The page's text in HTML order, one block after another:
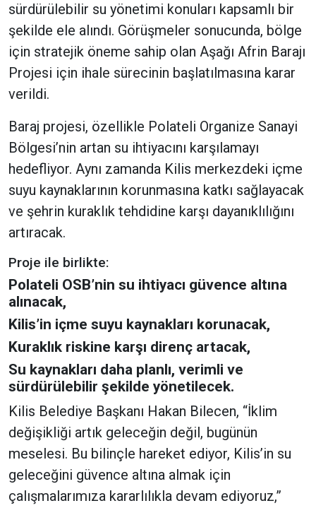
sürdürülebilir su yönetimi konuları kapsamlı bir
şekilde ele alındı. Görüşmeler sonucunda, bölge
için stratejik öneme sahip olan Aşağı Afrin Barajı
Projesi için ihale sürecinin başlatılmasına karar
verildi.
Baraj projesi, özellikle Polateli Organize Sanayi
Bölgesi’nin artan su ihtiyacını karşılamayı
hedefliyor. Aynı zamanda Kilis merkezdeki içme
suyu kaynaklarının korunmasına katkı sağlayacak
ve şehrin kuraklık tehdidine karşı dayanıklılığını
artıracak.
Proje ile birlikte:
Polateli OSB’nin su ihtiyacı güvence altına
alınacak,
Kilis’in içme suyu kaynakları korunacak,
Kuraklık riskine karşı direnç artacak,
Su kaynakları daha planlı, verimli ve
sürdürülebilir şekilde yönetilecek.
Kilis Belediye Başkanı Hakan Bilecen, “İklim
değişikliği artık geleceğin değil, bugünün
meselesi. Bu bilinçle hareket ediyor, Kilis’in su
geleceğini güvence altına almak için
çalışmalarımıza kararlılıkla devam ediyoruz,”